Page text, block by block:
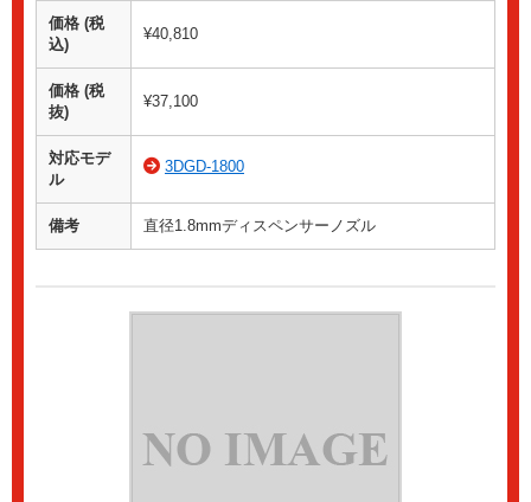
価格 (税
込)
¥40,810
価格 (税
抜)
¥37,100
対応モデ
ル
3DGD-1800
備考 直径1.8mmディスペンサーノズル